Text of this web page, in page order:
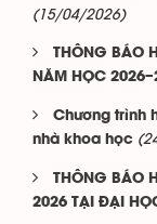
(15/04/2026)
THÔNG BÁO
NĂM HỌC
Chương trình
nhà khoa học
THÔNG BÁO
2026 TẠI ĐẠI